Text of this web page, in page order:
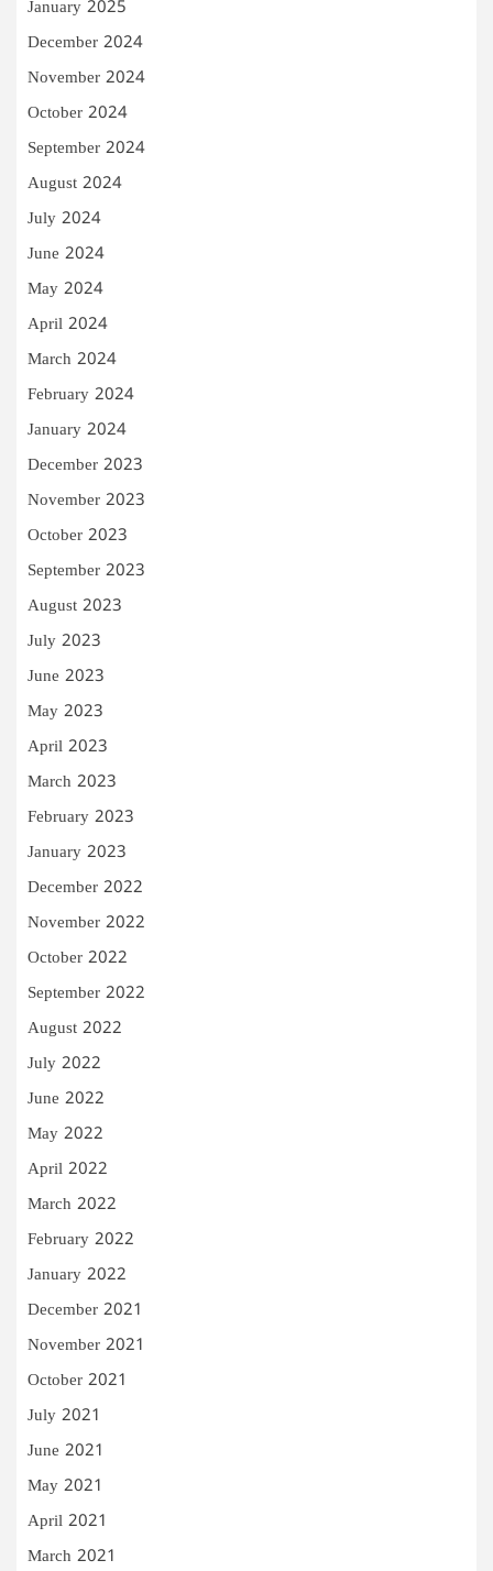
January 2025
December 2024
November 2024
October 2024
September 2024
August 2024
July 2024
June 2024
May 2024
April 2024
March 2024
February 2024
January 2024
December 2023
November 2023
October 2023
September 2023
August 2023
July 2023
June 2023
May 2023
April 2023
March 2023
February 2023
January 2023
December 2022
November 2022
October 2022
September 2022
August 2022
July 2022
June 2022
May 2022
April 2022
March 2022
February 2022
January 2022
December 2021
November 2021
October 2021
July 2021
June 2021
May 2021
April 2021
March 2021